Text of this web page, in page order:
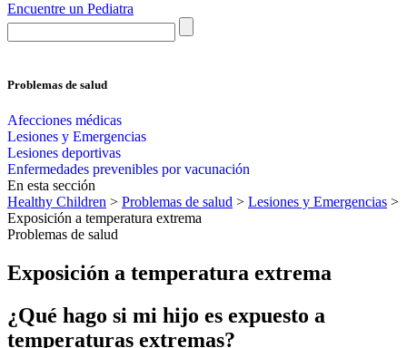
Encuentre un Pediatra
Problemas de salud
Afecciones médicas
Lesiones y Emergencias
Lesiones deportivas
Enfermedades prevenibles por vacunación
En esta sección
Healthy Children > Problemas de salud > Lesiones y Emergencias >
Exposición a temperatura extrema
Problemas de salud
Exposición a temperatura extrema
¿Qué hago si mi hijo es expuesto a
temperaturas extremas?